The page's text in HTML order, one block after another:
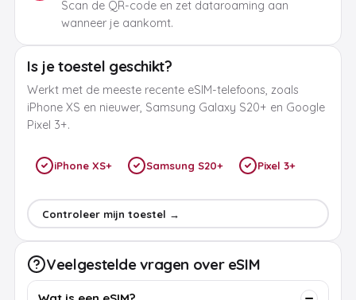
Scan de QR-code en zet dataroaming aan
wanneer je aankomt.
Is je toestel geschikt?
Werkt met de meeste recente eSIM-telefoons, zoals
iPhone XS en nieuwer, Samsung Galaxy S20+ en Google
Pixel 3+.
iPhone XS+ Samsung S20+ Pixel 3+
Controleer mijn toestel →
Veelgestelde vragen over eSIM